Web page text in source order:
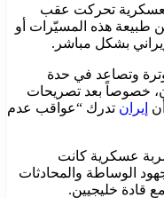
تحركت عقب
طبيعة هذه المسيّرات أو
بشكل مباشر.
وتصاعد في حدة
خصوصاً بعد تصريحات
إيران تدرك “عواقب عدم
عسكرية كانت
الوساطة والمحادثات
قادة خليجيين.